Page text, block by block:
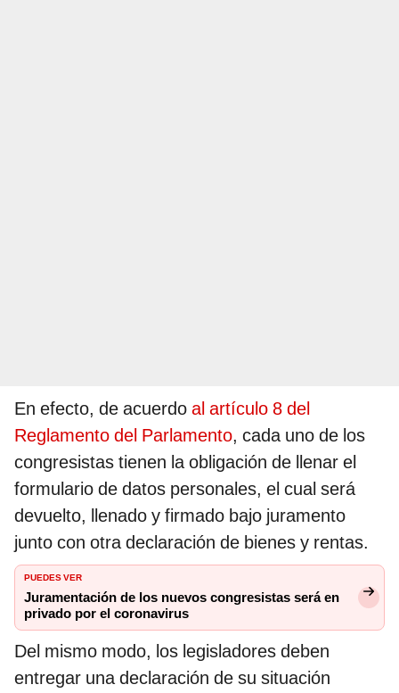
En efecto, de acuerdo al artículo 8 del
Reglamento del Parlamento, cada uno de los
congresistas tienen la obligación de llenar el
formulario de datos personales, el cual será
devuelto, llenado y firmado bajo juramento
junto con otra declaración de bienes y rentas.
PUEDES VER
Juramentación de los nuevos congresistas será en
privado por el coronavirus
Del mismo modo, los legisladores deben
entregar una declaración de su situación